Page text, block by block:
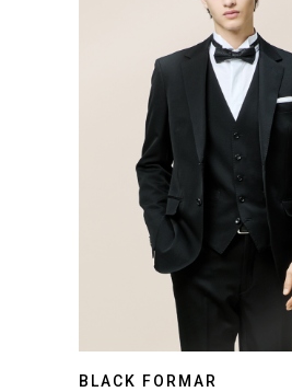
BLACK FORMAR